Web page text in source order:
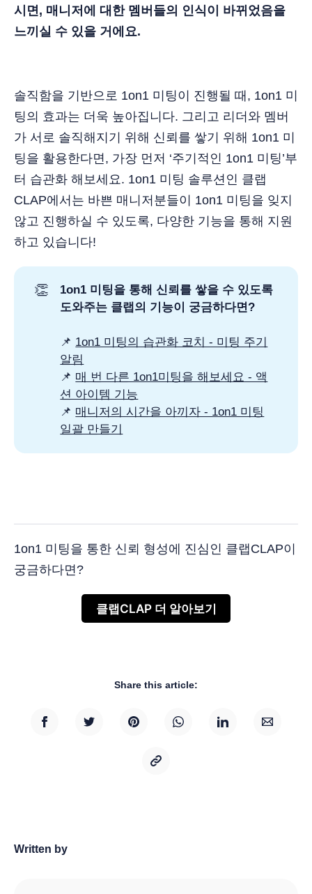
시면, 매니저에 대한 멤버들의 인식이 바뀌었음을
느끼실 수 있을 거에요.
솔직함을 기반으로 1on1 미팅이 진행될 때, 1on1 미
팅의 효과는 더욱 높아집니다. 그리고 리더와 멤버
가 서로 솔직해지기 위해 신뢰를 쌓기 위해 1on1 미
팅을 활용한다면, 가장 먼저 ‘주기적인 1on1 미팅’부
터 습관화 해보세요. 1on1 미팅 솔루션인 클랩
CLAP에서는 바쁜 매니저분들이 1on1 미팅을 잊지
않고 진행하실 수 있도록, 다양한 기능을 통해 지원
하고 있습니다!
👏
1on1 미팅을 통해 신뢰를 쌓을 수 있도록
도와주는 클랩의 기능이 궁금하다면?
📌 1on1 미팅의 습관화 코치 - 미팅 주기
알림
📌 매 번 다른 1on1미팅을 해보세요 - 액
션 아이템 기능
📌 매니저의 시간을 아끼자 - 1on1 미팅
일괄 만들기
1on1 미팅을 통한 신뢰 형성에 진심인 클랩CLAP이
궁금하다면?
클랩CLAP 더 알아보기
Share this article:
Written by